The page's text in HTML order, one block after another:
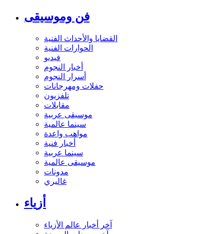
فن وموسيقى
القضايا والأحداث الفنية
الحوارات الفنية
فيديو
أخبار النجوم
أسرار النجوم
حفلات ومهرجانات
تلفزيون
مقابلات
موسيقى عربية
سينما عالمية
مواهب واعدة
أخبار فنية
سينما عربية
موسيقى عالمية
مدونات
غاليري
أزياء
آخر أخبار عالم الأزياء